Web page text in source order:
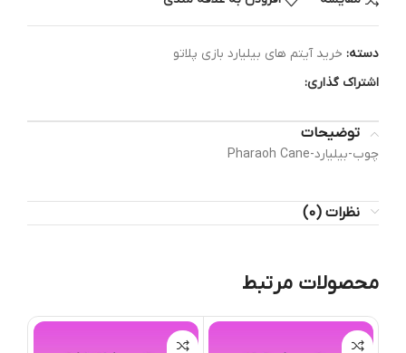
دسته: خرید آیتم های بیلیارد بازی پلاتو
اشتراک گذاری:
توضیحات
چوب-بیلیارد-Pharaoh Cane
نظرات (0)
محصولات مرتبط